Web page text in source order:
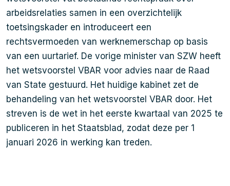
arbeidsrelaties samen in een overzichtelijk
toetsingskader en introduceert een
rechtsvermoeden van werknemerschap op basis
van een uurtarief. De vorige minister van SZW heeft
het wetsvoorstel VBAR voor advies naar de Raad
van State gestuurd. Het huidige kabinet zet de
behandeling van het wetsvoorstel VBAR door. Het
streven is de wet in het eerste kwartaal van 2025 te
publiceren in het Staatsblad, zodat deze per 1
januari 2026 in werking kan treden.